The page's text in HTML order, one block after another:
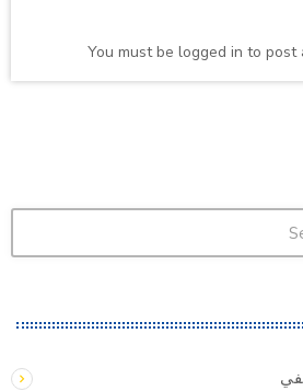
You must be logged in to post